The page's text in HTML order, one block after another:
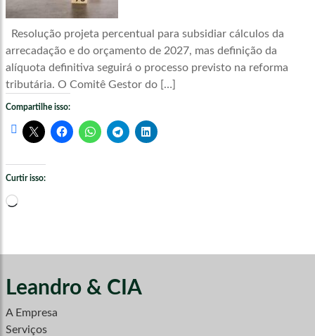
Resolução projeta percentual para subsidiar cálculos da
arrecadação e do orçamento de 2027, mas definição da
alíquota definitiva seguirá o processo previsto na reforma
tributária. O Comitê Gestor do […]
Compartilhe isso:
Curtir isso:
Carregando...
Leandro & CIA
A Empresa
Serviços